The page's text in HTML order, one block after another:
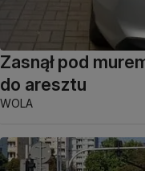
Zasnął pod
do aresztu
WOLA